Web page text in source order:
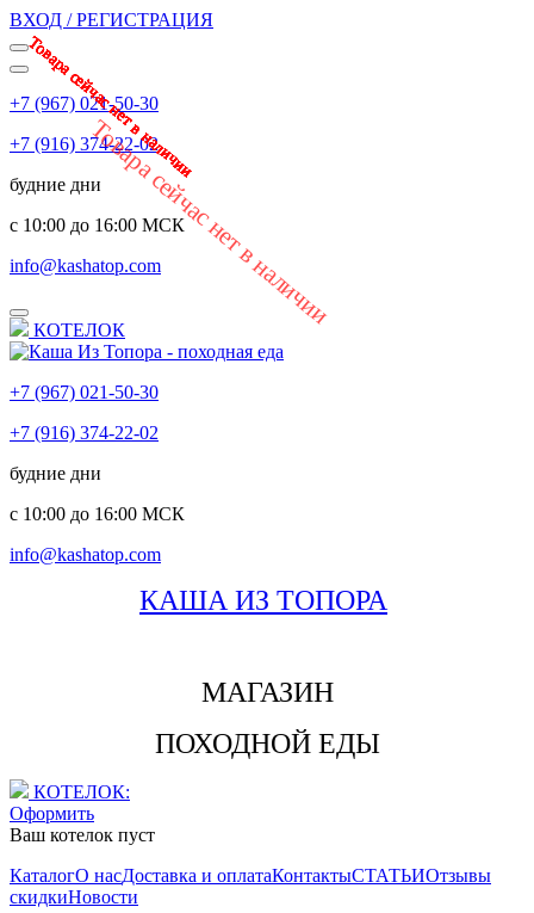
ВХОД / РЕГИСТРАЦИЯ
+7 (967) 021-50-30
+7 (916) 374-22-02
будние дни
с 10:00 до 16:00 МСК
info@kashatop.com
КОТЕЛОК
+7 (967) 021-50-30
+7 (916) 374-22-02
будние дни
с 10:00 до 16:00 МСК
info@kashatop.com
КАША ИЗ ТОПОРА
МАГАЗИН
ПОХОДНОЙ ЕДЫ
КОТЕЛОК:
Оформить
Ваш котелок пуст
КаталогО насДоставка и оплатаКонтактыСТАТЬИОтзывы
скидкиНовости
Товара сейчас нет в наличии
Товара сейчас нет в наличии
Товара сейчас нет в наличии
Товара сейчас нет в наличии
Товара сейчас нет в наличии
Товара сейчас нет в наличии
Товара сейчас нет в наличии
Товара сейчас нет в наличии
Товара сейчас нет в наличии
Товара сейчас нет в наличии
Товара сейчас нет в наличии
Товара сейчас нет в наличии
Товара сейчас нет в наличии